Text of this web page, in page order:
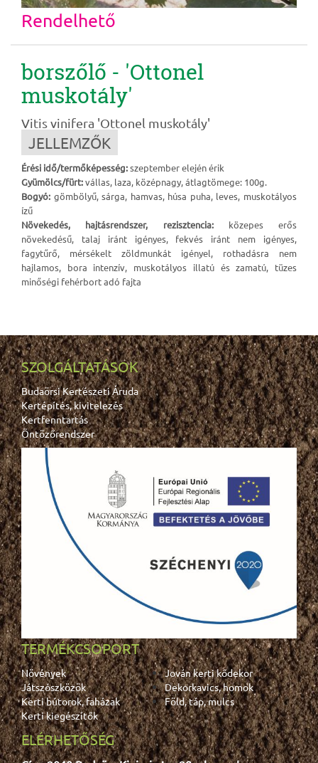
Rendelhető
borszőlő - 'Ottonel
muskotály'
Vitis vinifera 'Ottonel muskotály'
JELLEMZŐK
Érési idő/termőképesség:szeptember elején érik
Gyümölcs/fürt:vállas, laza, középnagy, átlagtömege: 100g.
Bogyó: gömbölyű, sárga, hamvas, húsa puha, leves, muskotályos
ízű
Növekedés, hajtásrendszer, rezisztencia: közepes erős
növekedésű, talaj iránt igényes, fekvés iránt nem igényes,
fagytűrő, mérsékelt zöldmunkát igényel, rothadásra nem
hajlamos, bora intenzív, muskotályos illatú és zamatú, tüzes
minőségi fehérbort adó fajta
SZOLGÁLTATÁSOK
Budaörsi Kertészeti Áruda
Kertépítés, kivitelezés
Kertfenntartás
Öntözőrendszer
TERMÉKCSOPORT
Növények
Jován kerti kődekor
Játszószközök
Dekorkavics, homok
Kerti bútorok, faházak
Föld, táp, mulcs
Kerti kiegészítők
ELÉRHETŐSÉG